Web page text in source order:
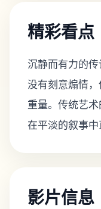
精彩看点
沉静而有力的传
没有刻意煽情
重量。传统艺术
在平淡的叙事中
影片信息